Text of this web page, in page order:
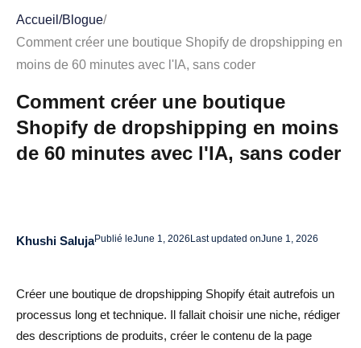
Ce dont vous avez besoin avant de commencer la
construction en 60 minutes
Choisissez une niche simple
Comment créer une boutique Shopify en 60 minutes
Minute 35 à 45 : Utilisez l'IA pour améliorer les pages
produits
Accueil /Blogue/
Comment créer une boutique Shopify de dropshipping en
moins de 60 minutes avec l'IA, sans coder
Comment créer une boutique
Shopify de dropshipping en moins
de 60 minutes avec l'IA, sans coder
Khushi SalujaPublié leJune 1, 2026 Last updated onJune 1, 2026
Créer une boutique de dropshipping Shopify était autrefois un
processus long et technique. Il fallait choisir une niche, rédiger
des descriptions de produits, créer le contenu de la page